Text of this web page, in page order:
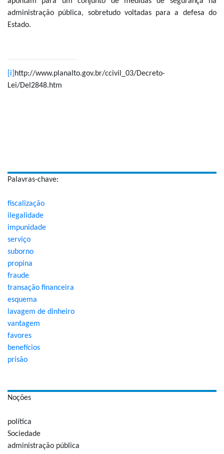
administração pública, sobretudo voltadas para a defesa do
Estado.
[i] http://www.planalto.gov.br/ccivil_03/Decreto-
Lei/Del2848.htm
Palavras-chave:
fiscalização
ilegalidade
impunidade
serviço
suborno
propina
fraude
transação financeira
esquema
lavagem de dinheiro
vantagem
favores
benefícios
prisão
Noções
política
Sociedade
administração pública